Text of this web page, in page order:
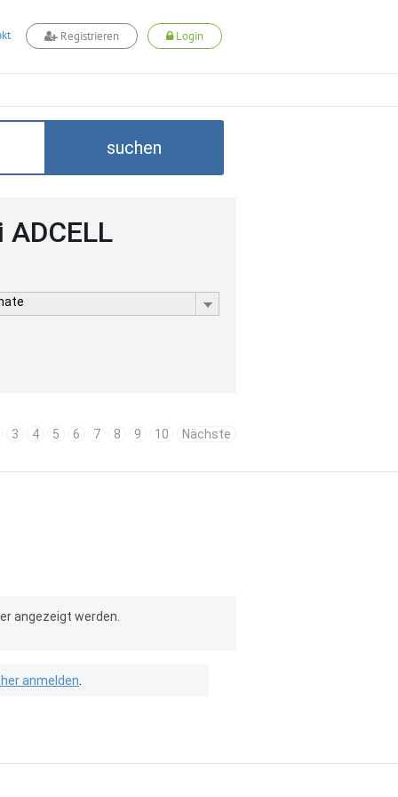
Registrieren Login
suchen
3 4 5 6 7 8 9 10 Nächste
angezeigt werden.
anmelden